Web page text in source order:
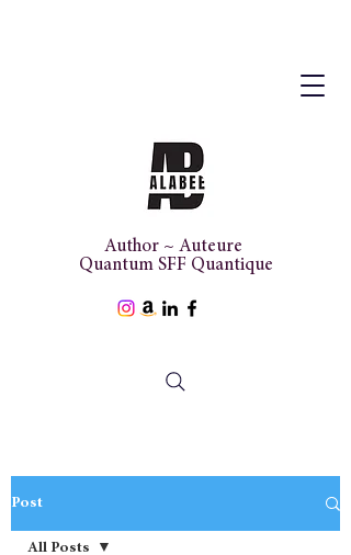
Author ~ Auteure
Quantum SFF Quantique
Post
All Posts